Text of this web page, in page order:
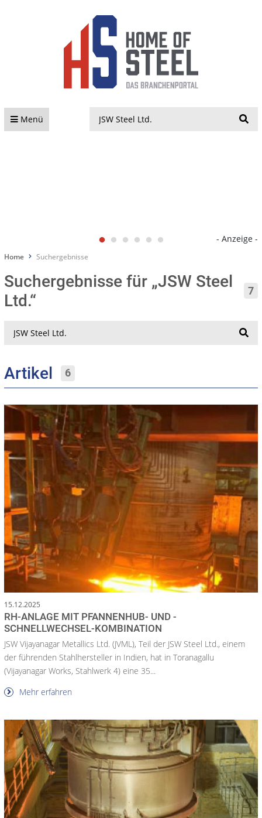
Menü
- Anzeige -
Home Suchergebnisse
Suchergebnisse für „JSW Steel
Ltd.“
7
Artikel 6
15.12.2025
RH-ANLAGE MIT PFANNENHUB- UND -
SCHNELLWECHSEL-KOMBINATION
JSW Vijayanagar Metallics Ltd. (JVML), Teil der JSW Steel Ltd., einem
der führenden Stahlhersteller in Indien, hat in Toranagallu
(Vijayanagar Works, Stahlwerk 4) eine 35...
Mehr erfahren